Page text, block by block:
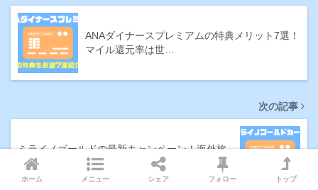
ANAダイナースプレミアムの特典メリット7選！
マイル還元率は世…
次の記事
ミライノゴールドの最新キャンペーン！海外旅
行保険は子連れも安心…
ホーム メニュー シェア フォロー トップ